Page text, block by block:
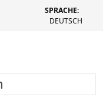
SPRACHE:
DEUTSCH